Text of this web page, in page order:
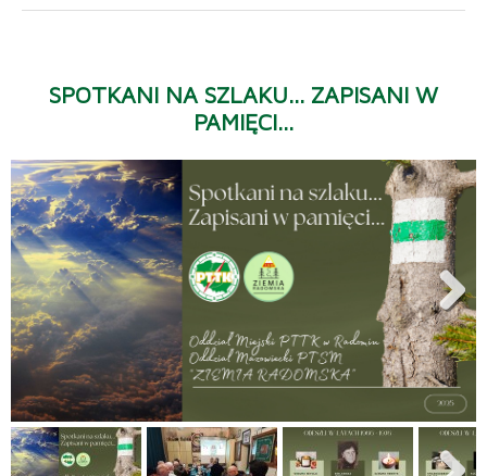
SPOTKANI NA SZLAKU... ZAPISANI W
PAMIĘCI...
Next